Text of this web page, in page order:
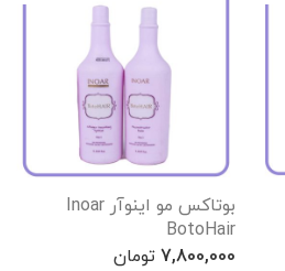
بوتاکس مو اینوآر Inoar
BotoHair
7,800,000 تومان